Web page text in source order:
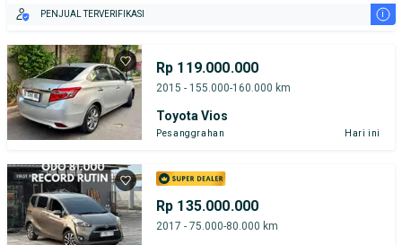
PENJUAL TERVERIFIKASI i
Rp 119.000.000
2015 - 155.000-160.000 km
Toyota Vios
Pesanggrahan Hari ini
Rp 135.000.000
2017 - 75.000-80.000 km